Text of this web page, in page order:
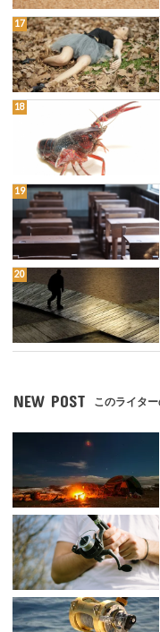
NEW POST このライタ